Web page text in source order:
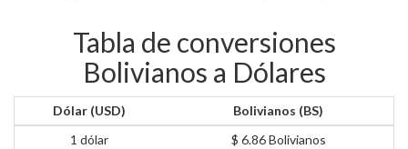
Tabla de conversiones
Bolivianos a Dólares
Dólar (USD)
Bolivianos (BS)
1 dólar
$ 6.86 Bolivianos